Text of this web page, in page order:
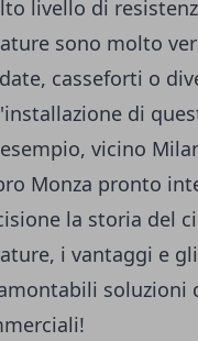
livello di
sono molto
casseforti o
di
vicino
Monza pronto
la storia del
i vantaggi e
soluzioni